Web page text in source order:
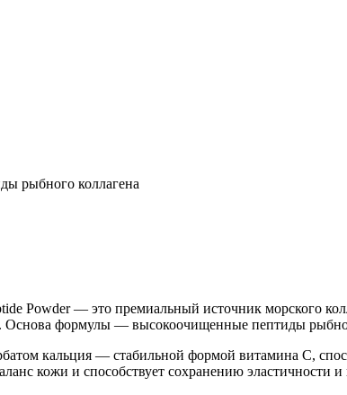
рыбного коллагена
Powder — это премиальный источник морского
Основа формулы — высокоочищенные пептиды
кальция — стабильной формой витамина C,
кожи и способствует сохранению эластичности и